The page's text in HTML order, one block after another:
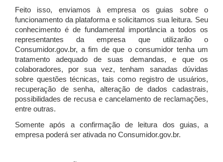
Feito isso, enviamos à empresa os guias sobre o
funcionamento da plataforma e solicitamos sua leitura. Seu
conhecimento é de fundamental importância a todos os
representantes da empresa que utilizarão o
Consumidor.gov.br, a fim de que o consumidor tenha um
tratamento adequado de suas demandas, e que os
colaboradores, por sua vez, tenham sanadas dúvidas
sobre questões técnicas, tais como registro de usuários,
recuperação de senha, alteração de dados cadastrais,
possibilidades de recusa e cancelamento de reclamações,
entre outras.
Somente após a confirmação de leitura dos guias, a
empresa poderá ser ativada no Consumidor.gov.br.